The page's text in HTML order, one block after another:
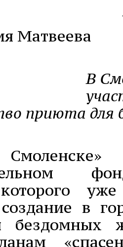
Матвеева
В
приюта для
в
бездомных